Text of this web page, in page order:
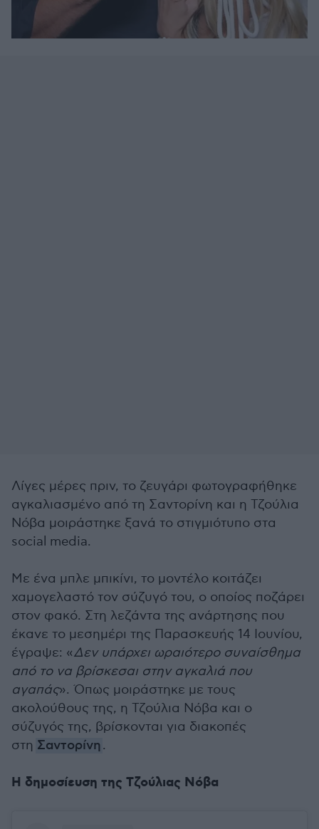
Λίγες μέρες πριν, το ζευγάρι φωτογραφήθηκε
αγκαλιασμένο από τη Σαντορίνη και η Τζούλια
Νόβα μοιράστηκε ξανά το στιγμιότυπο στα
social media.
Με ένα μπλε μπικίνι, το μοντέλο κοιτάζει
χαμογελαστό τον σύζυγό του, ο οποίος ποζάρει
στον φακό. Στη λεζάντα της ανάρτησης που
έκανε το μεσημέρι της Παρασκευής 14 Ιουνίου,
έγραψε: «Δεν υπάρχει ωραιότερο συναίσθημα
από το να βρίσκεσαι στην αγκαλιά που
αγαπάς». Όπως μοιράστηκε με τους
ακολούθους της, η Τζούλια Νόβα και ο
σύζυγός της, βρίσκονται για διακοπές
στη Σαντορίνη.
Η δημοσίευση της Τζούλιας Νόβα